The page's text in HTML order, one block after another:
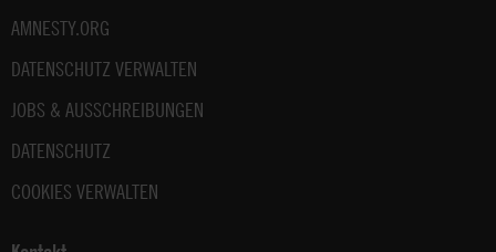
AMNESTY.ORG
DATENSCHUTZ VERWALTEN
JOBS & AUSSCHREIBUNGEN
DATENSCHUTZ
COOKIES VERWALTEN